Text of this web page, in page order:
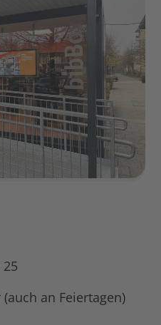
an Feiertagen)